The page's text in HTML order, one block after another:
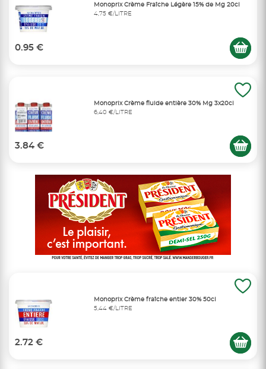
Monoprix Crème Fraîche Légère 15% de Mg 20cl
4,75 €/LITRE
0.95 €
Monoprix Crème fluide entière 30% Mg 3x20cl
6,40 €/LITRE
3.84 €
Monoprix Crème fraîche entier 30% 50cl
5,44 €/LITRE
2.72 €